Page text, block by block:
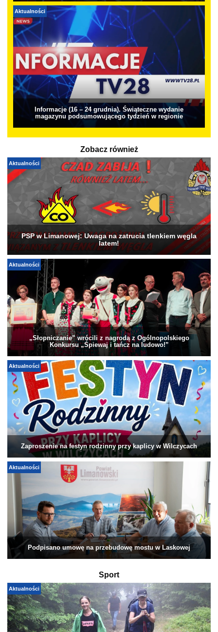
Aktualności
Informacje (16 – 24 grudnia). Świąteczne wydanie
magazynu podsumowującego tydzień w regionie
Zobacz również
Aktualności
PSP w Limanowej: Uwaga na zatrucia tlenkiem węgla
latem!
Aktualności
„Słopniczanie” wrócili z nagrodą z Ogólnopolskiego
Konkursu „Śpiewaj i tańcz na ludowo!”
Aktualności
Zaproszenie na festyn rodzinny przy kaplicy w Wilczycach
Aktualności
Podpisano umowę na przebudowę mostu w Laskowej
Sport
Aktualności